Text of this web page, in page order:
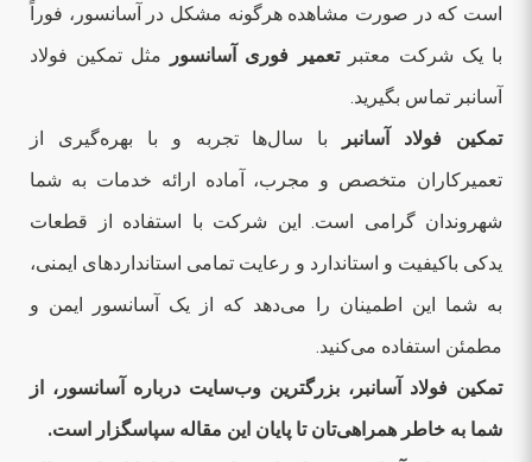
است که در صورت مشاهده هرگونه مشکل در آسانسور، فوراً
با یک شرکت معتبرتعمیر فوری آسانسور
مثل تمکین فولاد
آسانبر تماس بگیرید.
تمکین فولاد آسانبر
با سال‌ها تجربه و با بهره‌گیری از
تعمیرکاران متخصص و مجرب، آماده ارائه خدمات به شما
شهروندان گرامی است. این شرکت با استفاده از قطعات
یدکی باکیفیت و استاندارد و رعایت تمامی استانداردهای ایمنی،
به شما این اطمینان را می‌دهد که از یک آسانسور ایمن و
مطمئن استفاده می‌کنید.
تمکین فولاد آسانبر، بزرگترین وب‌سایت درباره آسانسور، از
شما به خاطر همراهی‌تان تا پایان این مقاله سپاسگزار است.